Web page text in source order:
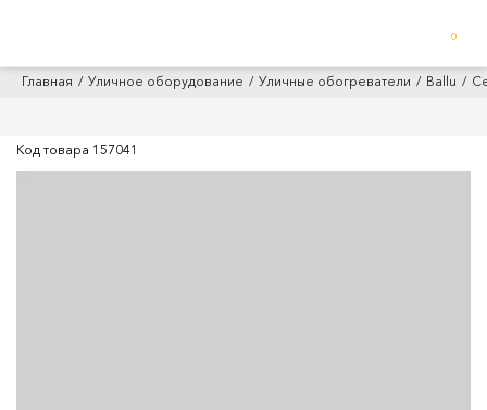
0
Главная Уличное оборудование Уличные обогреватели Ballu
Код товара 157041